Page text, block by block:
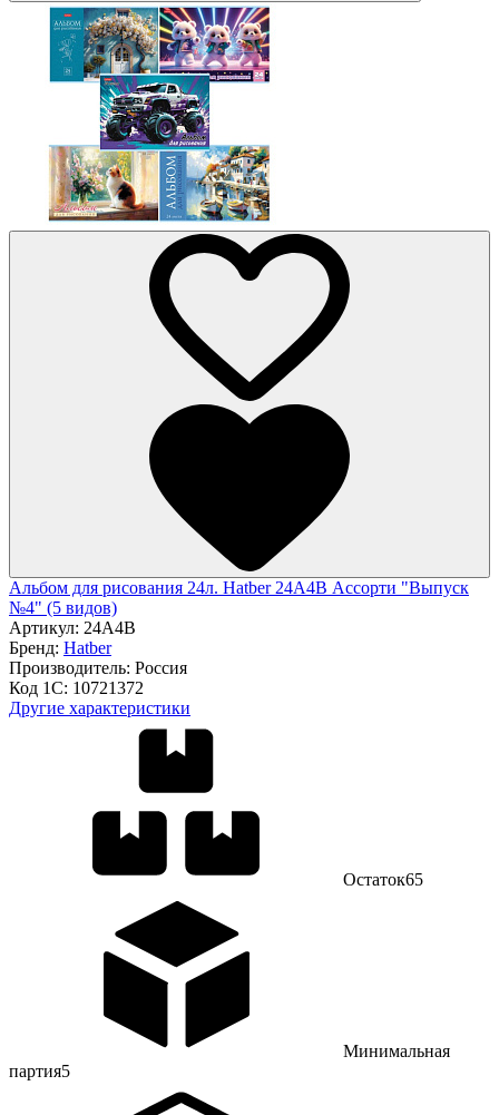
Альбом для рисования 24л. Hatber 24А4В Ассорти "Выпуск
№4" (5 видов)
Артикул: 24А4В
Бренд: Hatber
Производитель: Россия
Код 1С: 10721372
Другие характеристики
Остаток65
Минимальная
партия5